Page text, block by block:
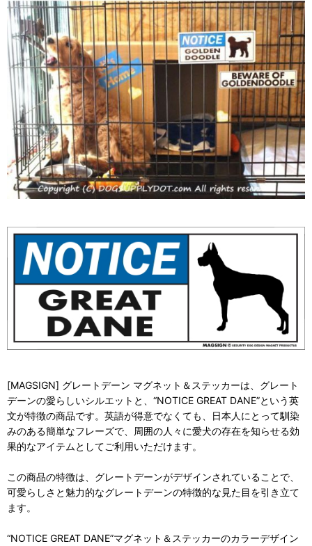
[MAGSIGN] グレートデーン マグネット＆ステッカーは、グレート
デーンの愛らしいシルエットと、“NOTICE GREAT DANE”という英
文が特徴の商品です。英語が得意でなくても、日本人にとって馴染
みのある簡単なフレーズで、周囲の人々に愛犬の存在を知らせる効
果的なアイテムとしてご利用いただけます。
この商品の特徴は、グレートデーンがデザインされていることで、
可愛らしさと魅力的なグレートデーンの特徴的な見た目を引き立て
ます。
“NOTICE GREAT DANE”マグネット＆ステッカーのカラーデザイン